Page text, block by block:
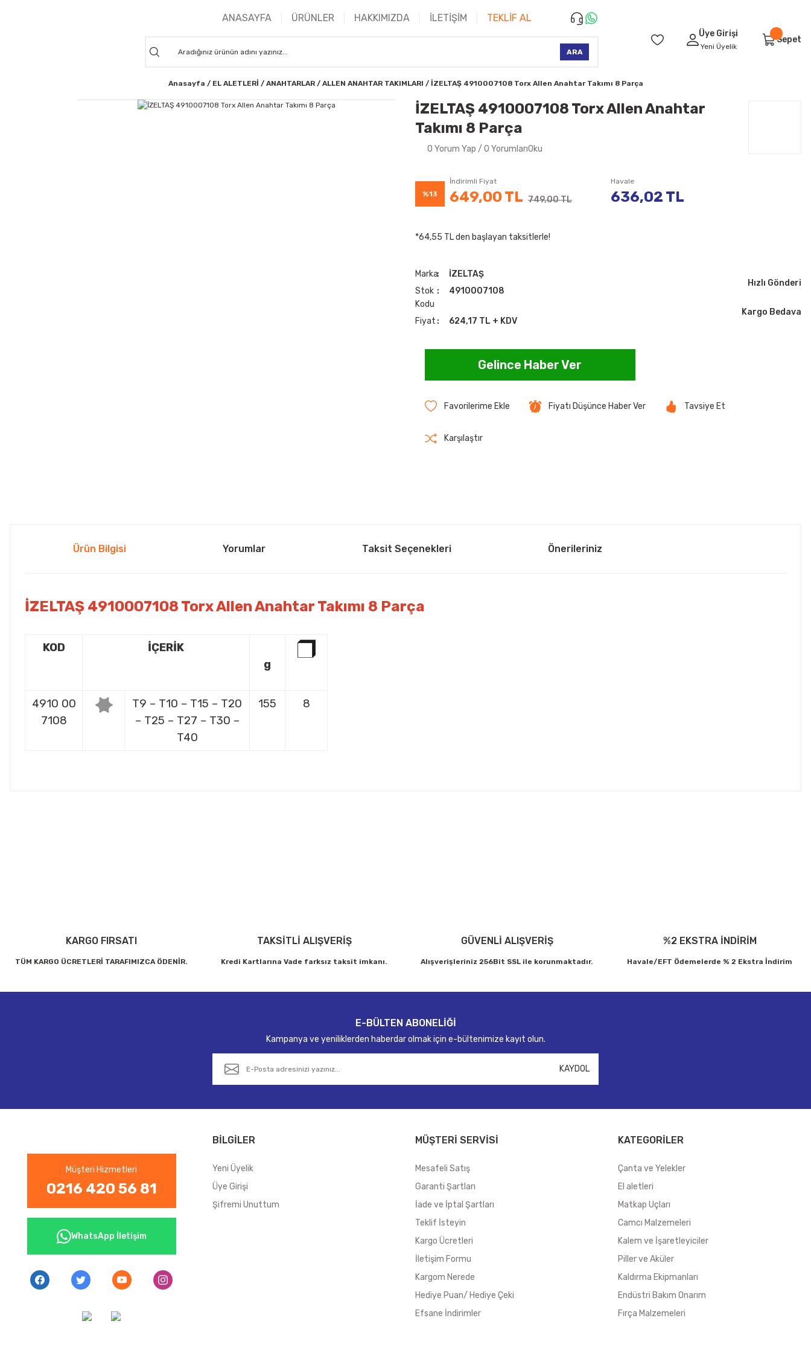
ANASAYFA ÜRÜNLER HAKKIMIZDA İLETİŞİM TEKLİF AL
ARA
Üye Girişi
Yeni Üyelik
Sepet
Anasayfa EL ALETLERİ ANAHTARLAR ALLEN ANAHTAR TAKIMLARI İZELTAŞ 4910007108 Torx Allen Anahtar Takımı 8 Parça
İZELTAŞ 4910007108 Torx Allen Anahtar
Takımı 8 Parça
0 Yorum Yap / 0 YorumlarıOku
%13
İndirimli Fiyat
649,00 TL 749,00 TL
Havale
636,02 TL
*64,55 TL den başlayan taksitlerle!
Marka
İZELTAŞ
Stok
Kodu
4910007108
Fiyat 624,17 TL + KDV
Hızlı Gönderi
Kargo Bedava
Gelince Haber Ver
Fiyatı Düşünce Haber Ver Tavsiye Et
Karşılaştır
Ürün Bilgisi Yorumlar Taksit Seçenekleri Önerileriniz
İZELTAŞ 4910007108 Torx Allen Anahtar Takımı 8 Parça
KOD
İÇERİK
g
4910 00
7108
T9 – T10 – T15 – T20
– T25 – T27 – T30 –
T40
155 8
KARGO FIRSATI
TÜM KARGO ÜCRETLERİ TARAFIMIZCA ÖDENİR.
TAKSİTLİ ALIŞVERİŞ
Kredi Kartlarına Vade farksız taksit imkanı.
GÜVENLİ ALIŞVERİŞ
Alışverişleriniz 256Bit SSL ile korunmaktadır.
%2 EKSTRA İNDİRİM
Havale/EFT Ödemelerde % 2 Ekstra İndirim
E-BÜLTEN ABONELİĞİ
Kampanya ve yeniliklerden haberdar olmak için e-bültenimize kayıt olun.
KAYDOL
Müşteri Hizmetleri
0216 420 56 81
WhatsApp İletişim
BİLGİLER
Yeni Üyelik
Üye Girişi
Şifremi Unuttum
MÜŞTERİ SERVİSİ
Mesafeli Satış
Garanti Şartları
İade ve İptal Şartları
Teklif İsteyin
Kargo Ücretleri
İletişim Formu
Kargom Nerede
Hediye Puan/ Hediye Çeki
Efsane İndirimler
KATEGORİLER
Çanta ve Yelekler
El aletleri
Matkap Uçları
Camcı Malzemeleri
Kalem ve İşaretleyiciler
Piller ve Aküler
Kaldırma Ekipmanları
Endüstri Bakım Onarım
Fırça Malzemeleri